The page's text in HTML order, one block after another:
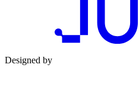
Designed by